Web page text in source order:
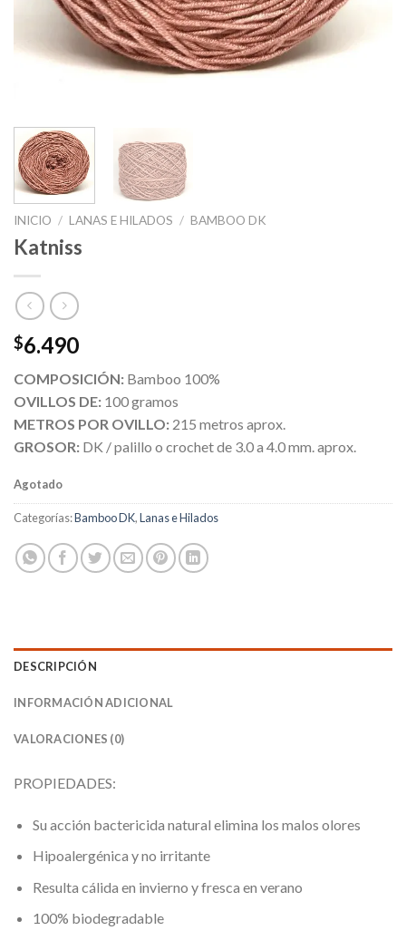
INICIO / LANAS E HILADOS / BAMBOO DK
Katniss
$6.490
COMPOSICIÓN: Bamboo 100%
OVILLOS DE: 100 gramos
METROS POR OVILLO: 215 metros aprox.
GROSOR: DK / palillo o crochet de 3.0 a 4.0 mm. aprox.
Agotado
Categorías:Bamboo DK,Lanas e Hilados
DESCRIPCIÓN
INFORMACIÓN ADICIONAL
VALORACIONES (0)
PROPIEDADES:
Su acción bactericida natural elimina los malos olores
Hipoalergénica y no irritante
Resulta cálida en invierno y fresca en verano
100% biodegradable